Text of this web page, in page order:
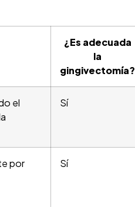
¿Es adecuada
la
gingivectomía?
el
Sí
por
Sí